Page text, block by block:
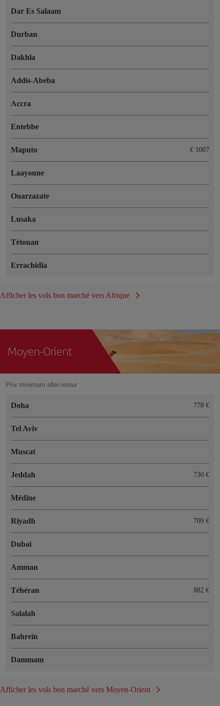
Dar Es Salaam
Durban
Dakhla
Addis-Abeba
Accra
Entebbe
Maputo € 1007
Laayoune
Ouarzazate
Lusaka
Tétouan
Errachidia
Afficher les vols bon marché vers Afrique
Moyen-Orient
Prix minimum aller-retour
Doha 778 €
Tel Aviv
Muscat
Jeddah 730 €
Médine
Riyadh 709 €
Dubai
Amman
Téhéran 882 €
Salalah
Bahreïn
Dammam
Afficher les vols bon marché vers Moyen-Orient